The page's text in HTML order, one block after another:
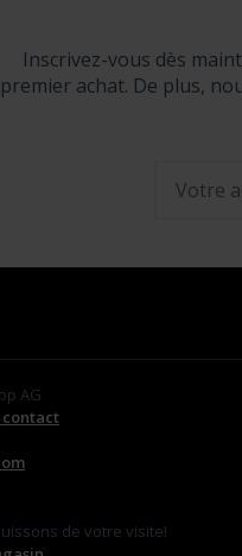
Inscrivez-vous dès
premier achat. De plus,
AG
de votre visite!